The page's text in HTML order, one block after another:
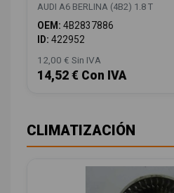
AUDI A6 BERLINA (4B2) 1.8 T
OEM: 4B2837886
ID: 422952
12,00 € Sin IVA
14,52 € Con IVA
CLIMATIZACIÓN